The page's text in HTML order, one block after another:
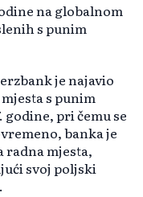
na globalnom
s punim
je najavio
s punim
pri čemu se
banka je
radna mjesta,
svoj poljski